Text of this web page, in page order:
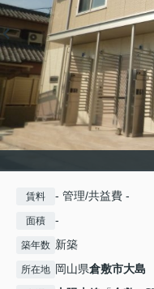
賃料 - 管理/共益費 -
面積 -
築年数 新築
所在地 岡山県倉敷市大島